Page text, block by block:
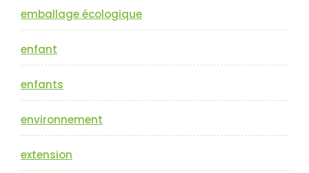
emballage écologique
enfant
enfants
environnement
extension